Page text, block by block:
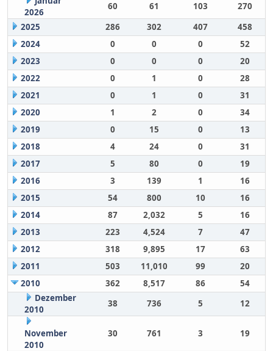
2026
60 61 103
270
2025
286 302 407
458
2024
0 0 0
52
2023
0 0 0
20
2022
0 1 0
28
2021
0 1 0
31
2020
1 2 0
34
2019
0 15 0
13
2018
4 24 0
31
2017
5 80 0
19
2016
3 139 1
16
2015
54 800 10
16
2014
87 2,032 5
16
2013
223 4,524 7
47
2012
318 9,895 17
63
2011
503 11,010 99
20
2010
362 8,517 86
54
Dezember
2010
38 736 5 12
November
2010
30 761 3 19